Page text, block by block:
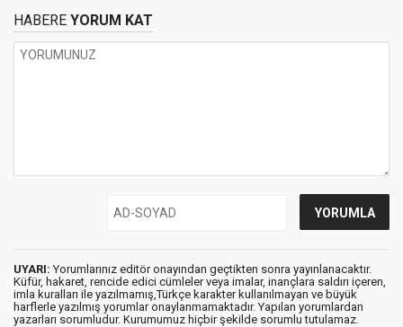
HABERE YORUM KAT
UYARI: Yorumlarınız editör onayından geçtikten sonra yayınlanacaktır.
Küfür, hakaret, rencide edici cümleler veya imalar, inançlara saldırı içeren,
imla kuralları ile yazılmamış,Türkçe karakter kullanılmayan ve büyük
harflerle yazılmış yorumlar onaylanmamaktadır. Yapılan yorumlardan
yazarları sorumludur. Kurumumuz hiçbir şekilde sorumlu tutulamaz.